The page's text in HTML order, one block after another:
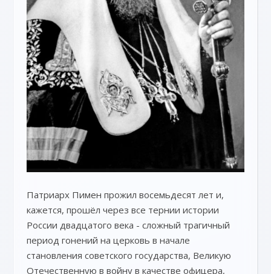
Патриарх Пимен прожил восемьдесят лет и,
кажется, прошёл через все тернии истории
России двадцатого века - сложный трагичный
период гонений на церковь в начале
становления советского государства, Великую
Отечественную в войну в качестве офицера,